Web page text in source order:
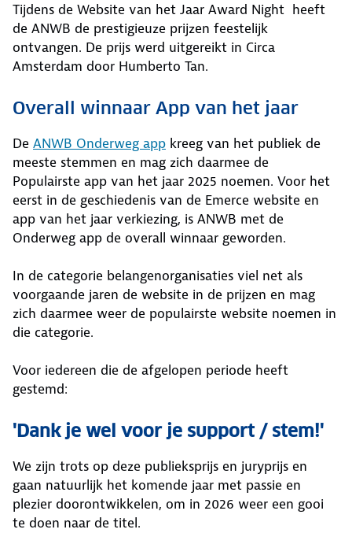
Tijdens de Website van het Jaar Award Night heeft
de ANWB de prestigieuze prijzen feestelijk
ontvangen. De prijs werd uitgereikt in Circa
Amsterdam door Humberto Tan.
Overall winnaar App van het jaar
De ANWB Onderweg app kreeg van het publiek de
meeste stemmen en mag zich daarmee de
Populairste app van het jaar 2025 noemen. Voor het
eerst in de geschiedenis van de Emerce website en
app van het jaar verkiezing, is ANWB met de
Onderweg app de overall winnaar geworden.
In de categorie belangenorganisaties viel net als
voorgaande jaren de website in de prijzen en mag
zich daarmee weer de populairste website noemen in
die categorie.
Voor iedereen die de afgelopen periode heeft
gestemd:
'Dank je wel voor je support / stem!'
We zijn trots op deze publieksprijs en juryprijs en
gaan natuurlijk het komende jaar met passie en
plezier doorontwikkelen, om in 2026 weer een gooi
te doen naar de titel.